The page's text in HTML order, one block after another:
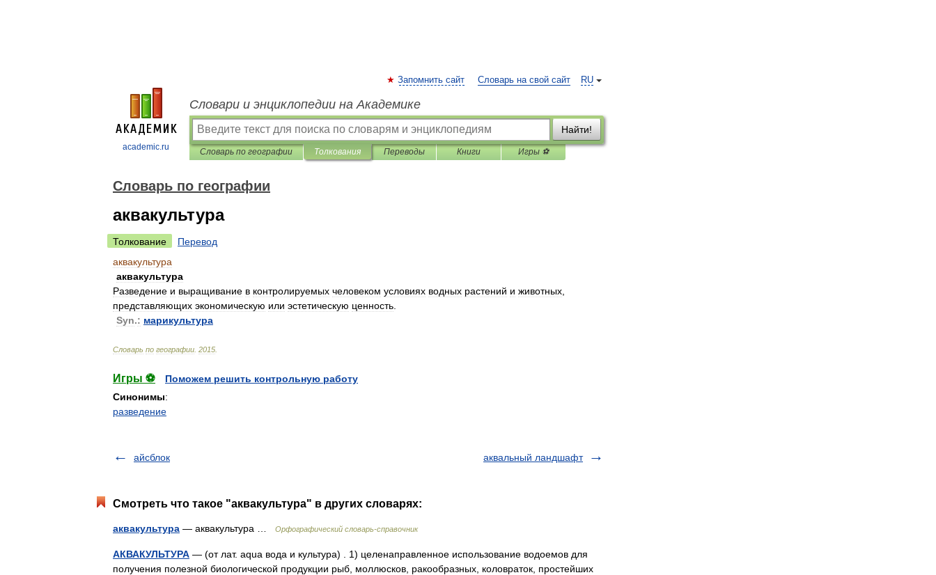
academic.ru
RU
Запомнить сайт Словарь на свой сайт
Словари и энциклопедии на Академике
Найти!
Словарь по географии Толкования Переводы Книги Игры ⚽
Словарь по географии
аквакультура
Толкование
Перевод
аквакультура
аквакультура
Разведение и выращивание в контролируемых человеком условиях водных растений и животных
представляющих экономическую или эстетическую ценность
Syn.: марикультура
Словарь по географии 2015
Игры ⚽
Поможем решить контрольную работу
Синонимы:
разведение
айсблок аквальный ландшафт
Смотреть что такое "аквакультура" в других словарях:
аквакультура — аквакультура … Орфографический словарь-справочник
АКВАКУЛЬТУРА — (от лат. aqua вода и культура) . 1) целенаправленное использование водоемов для
получения полезной биологической продукции рыб, моллюсков, ракообразных, коловраток, простейших